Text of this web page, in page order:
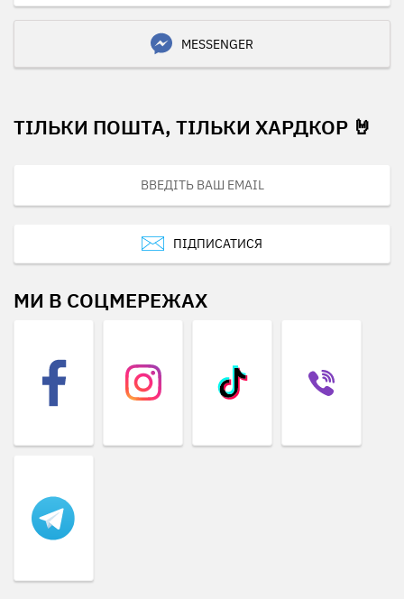
MESSENGER
ТІЛЬКИ ПОШТА, ТІЛЬКИ ХАРДКОР 🤘
ПІДПИСАТИСЯ
МИ В СОЦМЕРЕЖАХ